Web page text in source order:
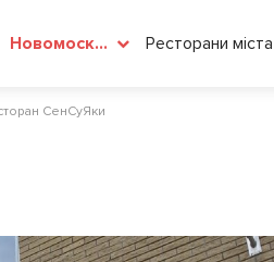
Новомосковськ Ресторани міста
СенСуЯки